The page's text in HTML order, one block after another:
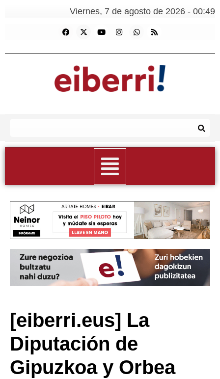
Viernes, 7 de agosto de 2026 - 00:49
[eiberri.eus] La
Diputación de
Gipuzkoa y Orbea